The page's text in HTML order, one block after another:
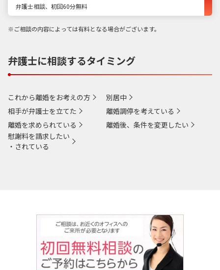
弁護士相談、初回60分無料
※ご相談の内容によっては有料となる場合がございます。
弁護士に相談するタイミング
これから離婚をお考えの方
別居中
相手が弁護士を立てた
離婚調停を考えている
離婚を求められている
離婚後、条件を変更したい
慰謝料を請求したい
・されている